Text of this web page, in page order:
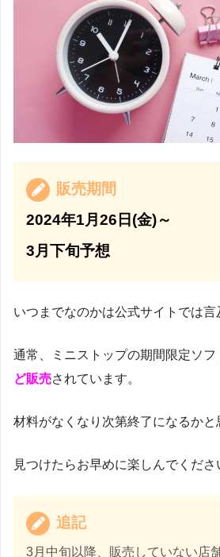
販売期間
2024年1月26日(金)～
3月下旬予想
いつまでなのかは公式サイトでは言
通常、ミニストップの期間限定ソフ
ど販売されています。
材料がなくなり次第終了になるかと
見つけたらお早めに楽しんでくださ
追記
3月中旬以降、販売していない店